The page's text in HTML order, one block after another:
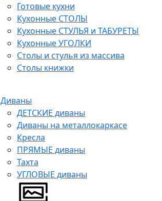
Готовые кухни
Кухонные СТОЛЫ
Кухонные СТУЛЬЯ и ТАБУРЕТЫ
Кухонные УГОЛКИ
Столы и стулья из массива
Столы книжки
Диваны
ДЕТСКИЕ диваны
Диваны на металлокаркасе
Кресла
ПРЯМЫЕ диваны
Тахта
УГЛОВЫЕ диваны